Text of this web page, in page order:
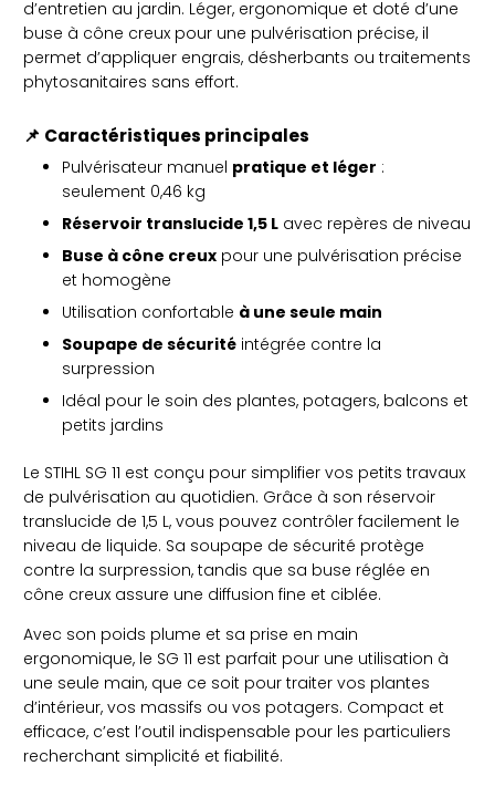
d’entretien au jardin. Léger, ergonomique et doté d’une
buse à cône creux pour une pulvérisation précise, il
permet d’appliquer engrais, désherbants ou traitements
phytosanitaires sans effort.
📌 Caractéristiques principales
Pulvérisateur manuel pratique et léger :
seulement 0,46 kg
Réservoir translucide 1,5 L avec repères de niveau
Buse à cône creux pour une pulvérisation précise
et homogène
Utilisation confortable à une seule main
Soupape de sécurité intégrée contre la
surpression
Idéal pour le soin des plantes, potagers, balcons et
petits jardins
Le STIHL SG 11 est conçu pour simplifier vos petits travaux
de pulvérisation au quotidien. Grâce à son réservoir
translucide de 1,5 L, vous pouvez contrôler facilement le
niveau de liquide. Sa soupape de sécurité protège
contre la surpression, tandis que sa buse réglée en
cône creux assure une diffusion fine et ciblée.
Avec son poids plume et sa prise en main
ergonomique, le SG 11 est parfait pour une utilisation à
une seule main, que ce soit pour traiter vos plantes
d’intérieur, vos massifs ou vos potagers. Compact et
efficace, c’est l’outil indispensable pour les particuliers
recherchant simplicité et fiabilité.